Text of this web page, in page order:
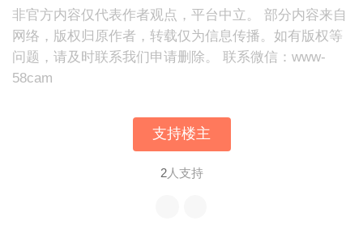
非官方内容仅代表作者观点，平台中立。 部分内容来自
网络，版权归原作者，转载仅为信息传播。如有版权等
问题，请及时联系我们申请删除。 联系微信：www-
58cam
支持楼主
2人支持